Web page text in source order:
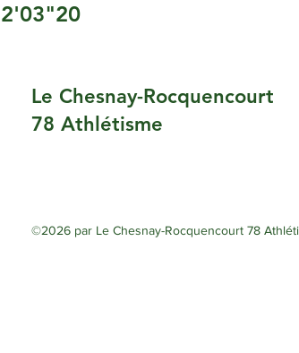
2'03"20
Le Chesnay-Rocquencourt
78 Athlétisme
©2026 par Le Chesnay-Rocquencourt 78